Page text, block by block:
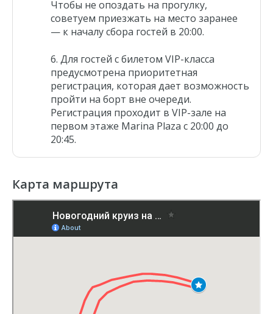
Чтобы не опоздать на прогулку,
советуем приезжать на место заранее
— к началу сбора гостей в 20:00.
Для гостей с билетом VIP-класса
предусмотрена приоритетная
регистрация, которая дает возможность
пройти на борт вне очереди.
Регистрация проходит в VIP-зале на
первом этаже Marina Plaza с 20:00 до
20:45.
Карта маршрута